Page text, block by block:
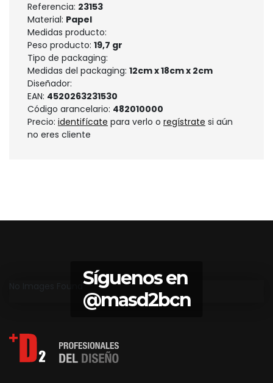
Referencia: 23153
Material: Papel
Medidas producto:
Peso producto: 19,7 gr
Tipo de packaging:
Medidas del packaging: 12cm x 18cm x 2cm
Diseñador:
EAN: 4520263231530
Código arancelario: 482010000
Precio: identifícate para verlo o regístrate si aún
no eres cliente
Síguenos en
@masd2bcn